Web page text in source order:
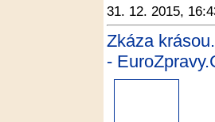
31. 12. 2015,
Zkáza
-